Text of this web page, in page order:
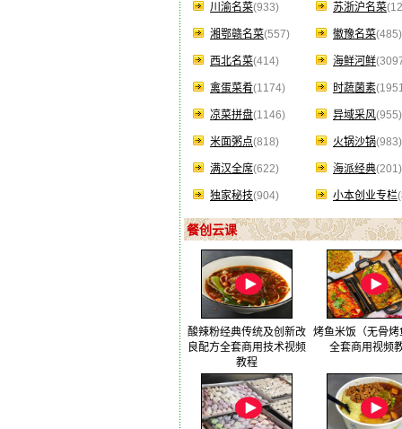
川渝名菜(933) 苏浙沪名菜
湘鄂赣名菜(557) 徽豫名菜(485)
西北名菜(414) 海鲜河鲜
禽蛋菜肴(1174) 时蔬菌素
凉菜拼盘(1146) 异域采风(955)
米面粥点(818) 火锅沙锅(983)
满汉全席(622) 海派经典(201)
独家秘技(904) 小本创业专栏
餐创云课
酸辣粉经典传统及创新改
良配方全套商用技术视频
教程
烤鱼米饭（无骨烤
全套商用视频